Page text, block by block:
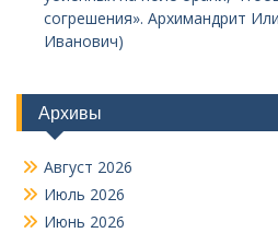
согрешения». Архимандрит
Иванович)
Архивы
Август 2026
Июль 2026
Июнь 2026